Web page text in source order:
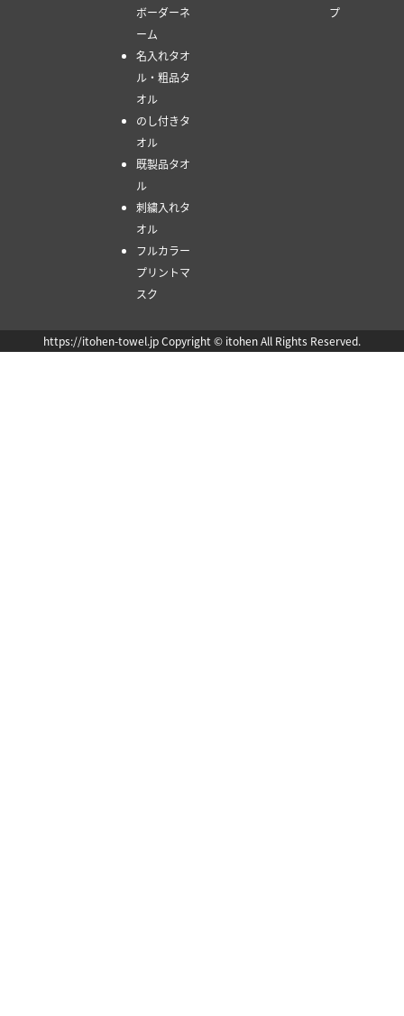
ボーダーネ
ーム
名入れタオ
ル・粗品タ
オル
のし付きタ
オル
既製品タオ
ル
刺繍入れタ
オル
フルカラー
プリントマ
スク
プ
https://itohen-towel.jp Copyright © itohen All Rights Reserved.